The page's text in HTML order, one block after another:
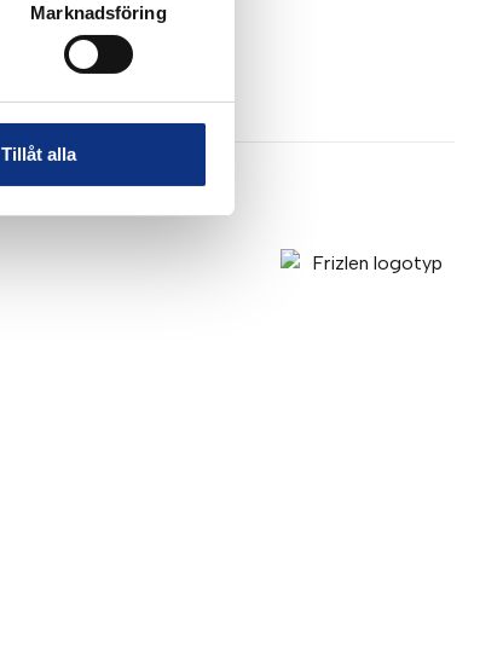
Marknadsföring
Tillåt alla